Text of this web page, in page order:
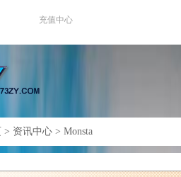
充值中心
> 资讯中心 > Monsta